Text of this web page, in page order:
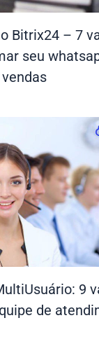
Bitrix24 – 7
seu
9
de